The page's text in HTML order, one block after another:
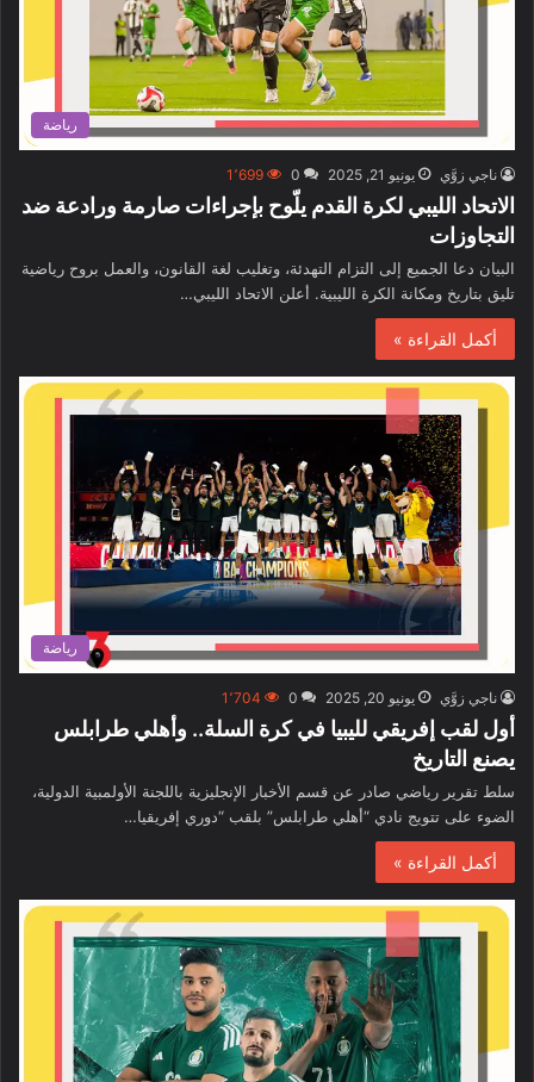
رياضة
ناجي زوَّي يونيو 21, 2025 0 1٬699
الاتحاد الليبي لكرة القدم يلّوح بإجراءات صارمة ورادعة ضد
التجاوزات
البيان دعا الجميع إلى التزام التهدئة، وتغليب لغة القانون، والعمل بروح رياضية
تليق بتاريخ ومكانة الكرة الليبية. أعلن الاتحاد الليبي…
أكمل القراءة »
رياضة
ناجي زوَّي يونيو 20, 2025 0 1٬704
أول لقب إفريقي لليبيا في كرة السلة.. وأهلي طرابلس
يصنع التاريخ
سلط تقرير رياضي صادر عن قسم الأخبار الإنجليزية باللجنة الأولمبية الدولية،
الضوء على تتويج نادي “أهلي طرابلس” بلقب “دوري إفريقيا…
أكمل القراءة »